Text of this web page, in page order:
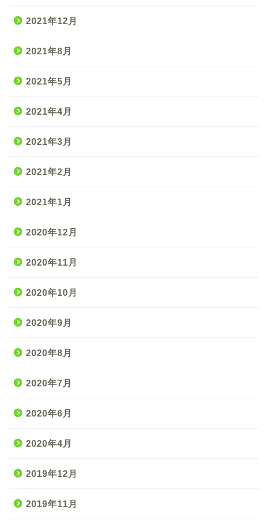
2021年12月
2021年8月
2021年5月
2021年4月
2021年3月
2021年2月
2021年1月
2020年12月
2020年11月
2020年10月
2020年9月
2020年8月
2020年7月
2020年6月
2020年4月
2019年12月
2019年11月